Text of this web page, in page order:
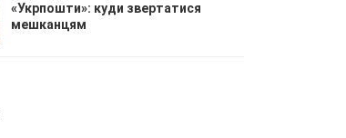
«Укрпошти»: куди звертатися
мешканцям